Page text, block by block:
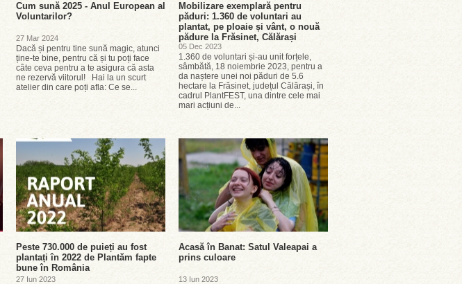
Cum sună 2025 - Anul European al
Voluntarilor?
27 Mar 2024
Dacă și pentru tine sună magic, atunci
ține-te bine, pentru că și tu poți face
câte ceva pentru a te asigura că asta
ne rezervă viitorul! Hai la un scurt
atelier din care poți afla: Ce se...
Mobilizare exemplară pentru
păduri: 1.360 de voluntari au
plantat, pe ploaie și vânt, o nouă
pădure la Frăsinet, Călărași
05 Dec 2023
1.360 de voluntari și-au unit forțele,
sâmbătă, 18 noiembrie 2023, pentru a
da naștere unei noi păduri de 5.6
hectare la Frăsinet, județul Călărași, în
cadrul PlantFEST, una dintre cele mai
mari acțiuni de...
Peste 730.000 de puieți au fost
plantați în 2022 de Plantăm fapte
bune în România
27 Iun 2023
Acasă în Banat: Satul Valeapai a
prins culoare
13 Iun 2023